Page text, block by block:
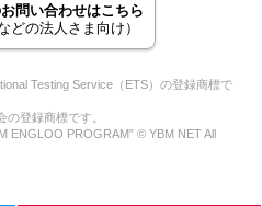
問い合わせはこちら
どの法人さま向け）
Testing Service（ETS）の登録商標で
登録商標です。
ENGLOO PROGRAM” © YBM NET All